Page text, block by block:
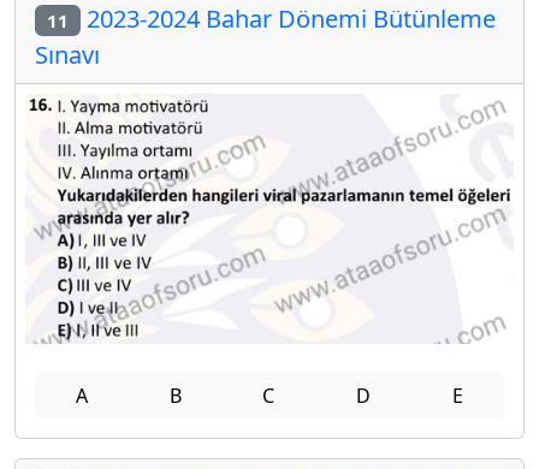
11 2023-2024 Bahar Dönemi Bütünleme
Sınavı
A B C D E